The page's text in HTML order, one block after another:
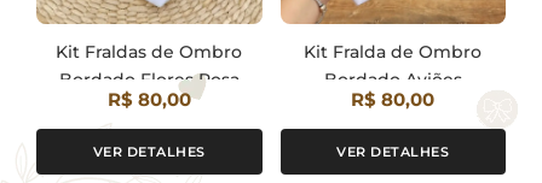
Kit Fraldas de Ombro
Bordado Flores Rosa
R$ 80,00
VER DETALHES
Kit Fralda de Ombro
Bordado Aviões
R$ 80,00
VER DETALHES